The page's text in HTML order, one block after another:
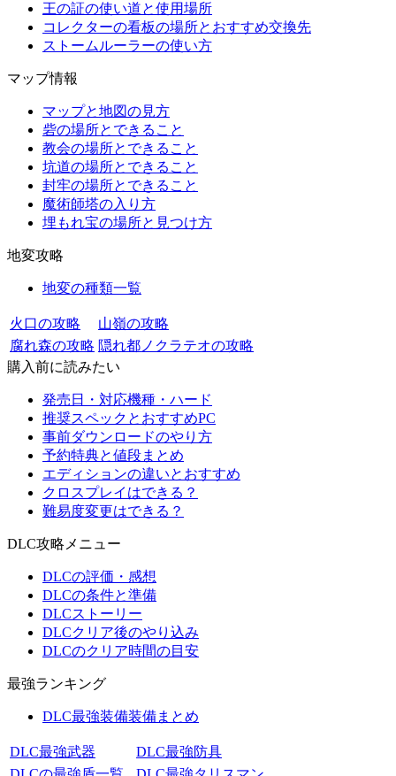
王の証の使い道と使用場所
コレクターの看板の場所とおすすめ交換先
ストームルーラーの使い方
マップ情報
マップと地図の見方
砦の場所とできること
教会の場所とできること
坑道の場所とできること
封牢の場所とできること
魔術師塔の入り方
埋もれ宝の場所と見つけ方
地変攻略
地変の種類一覧
火口の攻略
山嶺の攻略
腐れ森の攻略 隠れ都ノクラテオの攻略
購入前に読みたい
発売日・対応機種・ハード
推奨スペックとおすすめPC
事前ダウンロードのやり方
予約特典と値段まとめ
エディションの違いとおすすめ
クロスプレイはできる？
難易度変更はできる？
DLC攻略メニュー
DLCの評価・感想
DLCの条件と準備
DLCストーリー
DLCクリア後のやり込み
DLCのクリア時間の目安
最強ランキング
DLC最強装備装備まとめ
DLC最強武器
DLC最強防具